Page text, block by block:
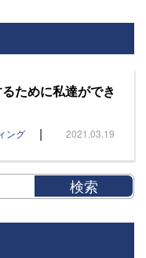
ために私達ができ
ング | 2021.03.19